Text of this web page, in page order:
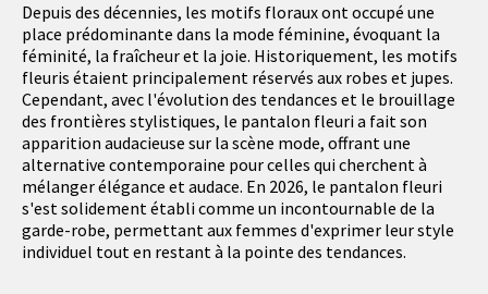
Depuis des décennies, les motifs floraux ont occupé une
place prédominante dans la mode féminine, évoquant la
féminité, la fraîcheur et la joie. Historiquement, les motifs
fleuris étaient principalement réservés aux robes et jupes.
Cependant, avec l'évolution des tendances et le brouillage
des frontières stylistiques, le pantalon fleuri a fait son
apparition audacieuse sur la scène mode, offrant une
alternative contemporaine pour celles qui cherchent à
mélanger élégance et audace. En 2026, le pantalon fleuri
s'est solidement établi comme un incontournable de la
garde-robe, permettant aux femmes d'exprimer leur style
individuel tout en restant à la pointe des tendances.